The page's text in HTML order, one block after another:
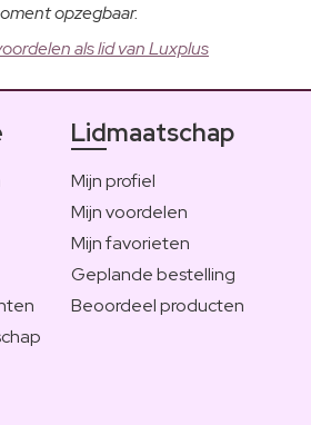
opzegbaar.
als lid van Luxplus
Lidmaatschap
Mijn profiel
Mijn voordelen
Mijn favorieten
Geplande bestelling
Beoordeel producten